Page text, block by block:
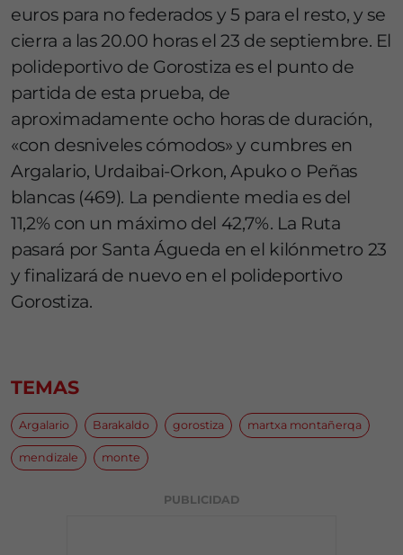
euros para no federados y 5 para el resto, y se
cierra a las 20.00 horas el 23 de septiembre. El
polideportivo de Gorostiza es el punto de
partida de esta prueba, de
aproximadamente ocho horas de duración,
«con desniveles cómodos» y cumbres en
Argalario, Urdaibai-Orkon, Apuko o Peñas
blancas (469). La pendiente media es del
11,2% con un máximo del 42,7%. La Ruta
pasará por Santa Águeda en el kilónmetro 23
y finalizará de nuevo en el polideportivo
Gorostiza.
TEMAS
Argalario Barakaldo gorostiza martxa montañerqa
mendizale monte
PUBLICIDAD